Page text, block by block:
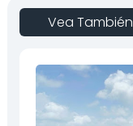
Vea También